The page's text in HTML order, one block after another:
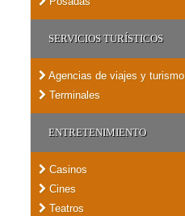
SERVICIOS TURÍSTICOS
Agencias de viajes y turismo
Terminales
ENTRETENIMIENTO
Casinos
Cines
Teatros